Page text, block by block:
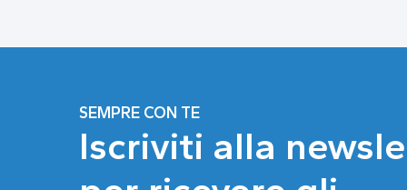
SEMPRE CON TE
Iscriviti alla